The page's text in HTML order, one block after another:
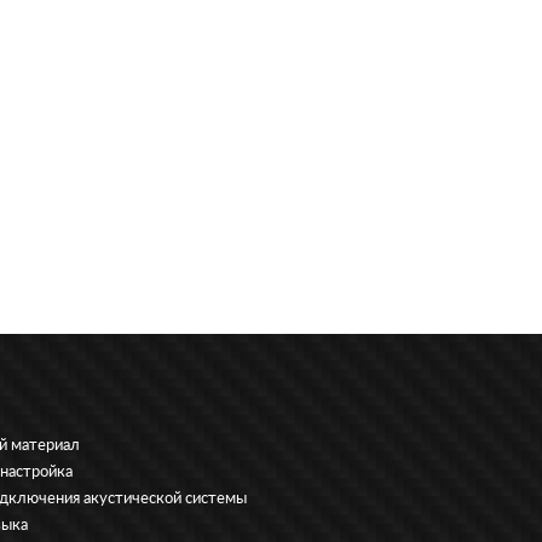
материал
акустической системы